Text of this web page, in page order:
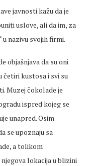
javnosti kažu da je
uslove, ali da im, za
u nazivu svojih firmi.
objašnjava da su oni
četiri kustosa i svi su
Muzej čokolade je
ispred kojeg se
unapred. Osim
se upoznaju sa
a tolikom
lokacija u blizini